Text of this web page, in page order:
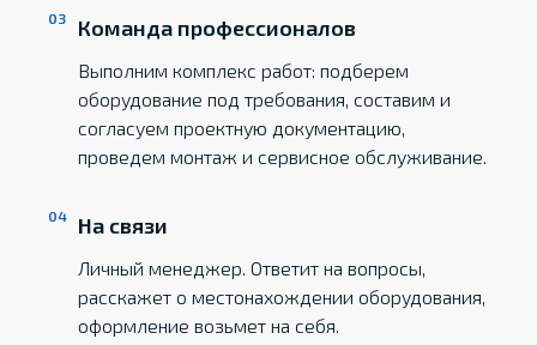
Команда профессионалов
Выполним комплекс работ: подберем
оборудование под требования, составим и
согласуем проектную документацию,
проведем монтаж и сервисное обслуживание.
На связи
Личный менеджер. Ответит на вопросы,
расскажет о местонахождении оборудования,
оформление возьмет на себя.